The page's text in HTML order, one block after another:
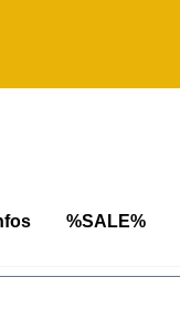
%SALE%